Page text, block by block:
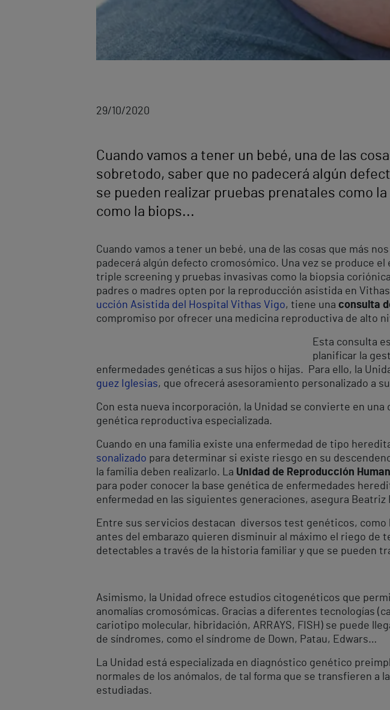
29/10/2020
Cuando vamos a tener un bebé, una de las
sobretodo, saber que no padecerá algún
se pueden realizar pruebas prenatales como
como la biops...
Cuando vamos a tener un bebé, una de las cosas que más
padecerá algún defecto cromosómico. Una vez se produce
triple screening y pruebas invasivas como la biopsia
padres o madres opten por la reproducción asistida en
ucción Asistida del Hospital Vithas Vigo, tiene una consulta
compromiso por ofrecer una medicina reproductiva de alto
Esta consulta
planificar la
enfermedades genéticas a sus hijos o hijas. Para ello, la
guez Iglesias, que ofrecerá asesoramiento personalizado a
Con esta nueva incorporación, la Unidad se convierte en
genética reproductiva especializada.
Cuando en una familia existe una enfermedad de tipo
sonalizado para determinar si existe riesgo en su
la familia deben realizarlo. La Unidad de Reproducción
para poder conocer la base genética de enfermedades
enfermedad en las siguientes generaciones, asegura Beatriz
Entre sus servicios destacan diversos test genéticos,
antes del embarazo quieren disminuir al máximo el riego de
detectables a través de la historia familiar y que se pueden
Asimismo, la Unidad ofrece estudios citogenéticos que
anomalías cromosómicas. Gracias a diferentes tecnologías
cariotipo molecular, hibridación, ARRAYS, FISH) se puede
de síndromes, como el síndrome de Down, Patau, Edwars…
La Unidad está especializada en diagnóstico genético
normales de los anómalos, de tal forma que se transfieren a
estudiadas.